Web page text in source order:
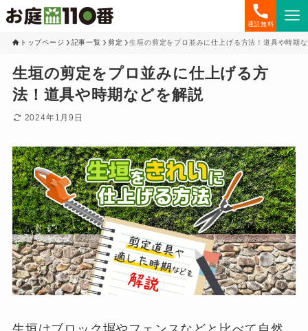
通話無料
トップページ 記事一覧 剪定 生垣の剪定をプロ並みに仕上げる方法！道具や時期
生垣の剪定をプロ並みに仕上げる方
法！道具や時期などを解説
2024年1月9日